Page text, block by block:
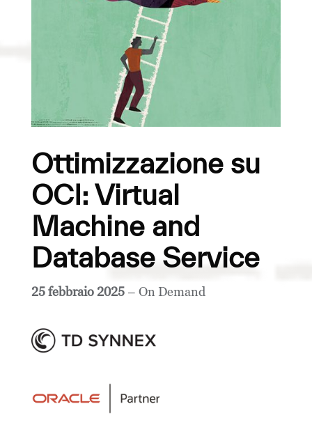
Ottimizzazione su
OCI: Virtual
Machine and
Database Service
25 febbraio 2025– On Demand